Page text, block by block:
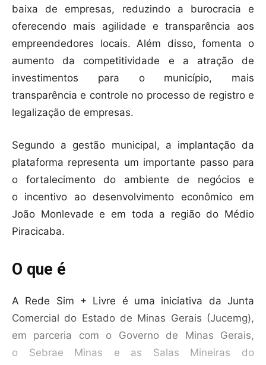
baixa de empresas, reduzindo a burocracia e
oferecendo mais agilidade e transparência aos
empreendedores locais. Além disso, fomenta o
aumento da competitividade e a atração de
investimentos para o município, mais
transparência e controle no processo de registro e
legalização de empresas.
Segundo a gestão municipal, a implantação da
plataforma representa um importante passo para
o fortalecimento do ambiente de negócios e
o incentivo ao desenvolvimento econômico em
João Monlevade e em toda a região do Médio
Piracicaba.
O que é
A Rede Sim + Livre é uma iniciativa da Junta
Comercial do Estado de Minas Gerais (Jucemg),
em parceria com o Governo de Minas Gerais,
o Sebrae Minas e as Salas Mineiras do